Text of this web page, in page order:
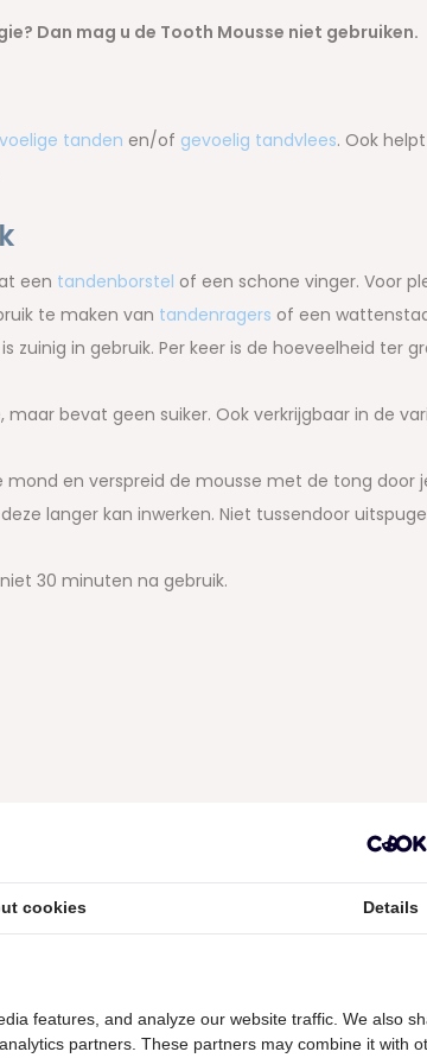
Dan mag u de Tooth Mousse niet gebruiken.
tanden en/of gevoelig tandvlees. Ook
een tandenborstel of een schone vinger. Voor
te maken van tandenragers of een
zuinig in gebruik. Per keer is de hoeveelheid ter
bevat geen suiker. Ook verkrijgbaar in de
en verspreid de mousse met de tong door
langer kan inwerken. Niet tussendoor
30 minuten na gebruik.
is verbroken kunnen niet geretourneerd
cookies Details
features, and analyze our website traffic. We also
partners. These partners may combine it with